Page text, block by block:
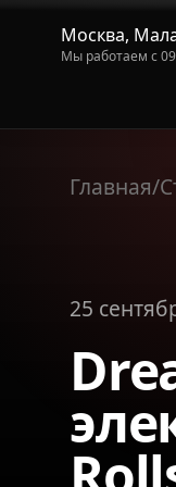
Москва,
Мы работаем с
Главная/
25